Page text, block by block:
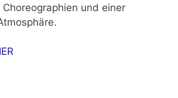
und einer